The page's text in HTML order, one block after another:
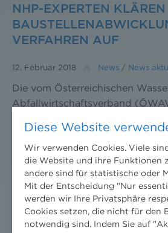
NHP-EXPERTEN
VERFAHREN AUF
12. Februar 2018 News / News
Die vom Österreichischen
Abfallwirtschaftsverband
Fachveranstaltung „Die
Rahmenbedingungen für
Auftraggeber und Behörde“
den rechtlichen Implikationen
Bauvorhaben.
Diese Website
Wir verwenden Cookies. Viele
die Website und ihre Funktionen
andere sind für statistische oder
Mit der Entscheidung "Nur
werden wir Ihre Privatsphäre
Cookies setzen, die nicht für den
notwendig sind. Indem Sie auf